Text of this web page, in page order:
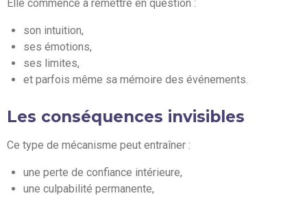
Elle commence à remettre en question :
son intuition,
ses émotions,
ses limites,
et parfois même sa mémoire des événements.
Les conséquences invisibles
Ce type de mécanisme peut entraîner :
une perte de confiance intérieure,
une culpabilité permanente,